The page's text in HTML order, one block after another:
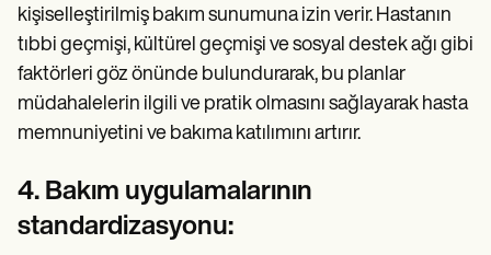
kişiselleştirilmiş bakım sunumuna izin verir. Hastanın
tıbbi geçmişi, kültürel geçmişi ve sosyal destek ağı gibi
faktörleri göz önünde bulundurarak, bu planlar
müdahalelerin ilgili ve pratik olmasını sağlayarak hasta
memnuniyetini ve bakıma katılımını artırır.
4. Bakım uygulamalarının
standardizasyonu: